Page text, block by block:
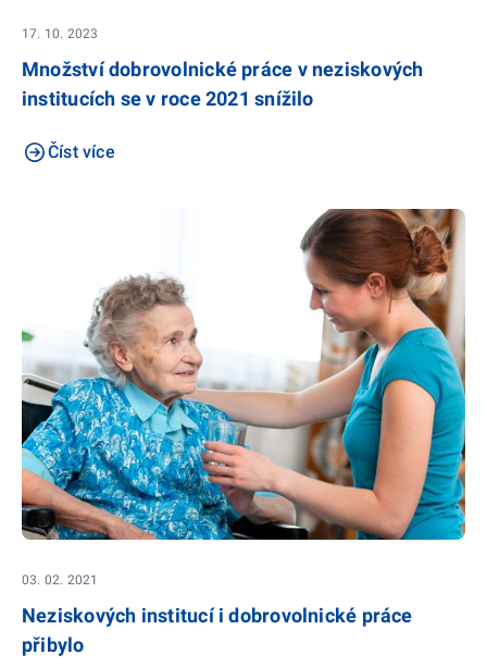
17. 10. 2023
Množství dobrovolnické práce v neziskových
institucích se v roce 2021 snížilo
Číst více
03. 02. 2021
Neziskových institucí i dobrovolnické práce
přibylo